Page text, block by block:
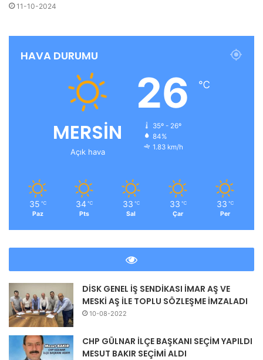
11-10-2024
HAVA DURUMU
MERSİN
Açık hava
26 ℃
35º - 26º
84%
1.83 km/h
35 ℃
Paz
34 ℃
Pts
33 ℃
Sal
33 ℃
Çar
33 ℃
Per
DİSK GENEL İŞ SENDİKASI İMAR AŞ VE
MESKİ AŞ İLE TOPLU SÖZLEŞME İMZALADI
10-08-2022
CHP GÜLNAR İLÇE BAŞKANI SEÇİM YAPILDI
MESUT BAKIR SEÇİMİ ALDI